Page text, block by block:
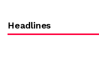
Headlines